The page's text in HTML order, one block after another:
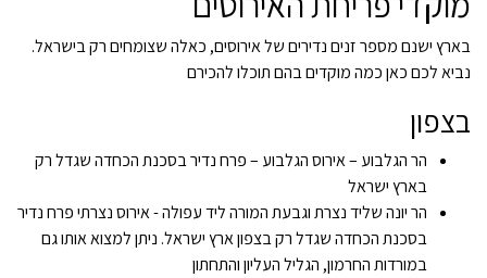
בארץ ישנם מספר זנים נדירים של אירוסים, כאלה שצומחים רק בישראל.
נביא לכם כאן כמה מוקדים בהם תוכלו להכירם
בצפון
הר הגלבוע – אירוס הגלבוע – פרח נדיר בסכנת הכחדה שגדל רק
בארץ ישראל
הר יונה שליד נצרת וגבעת המורה ליד עפולה - אירוס נצרתי פרח נדיר
בסכנת הכחדה שגדל רק בצפון ארץ ישראל. ניתן למצוא אותו גם
במורדות החרמון, הגליל העליון והתחתון